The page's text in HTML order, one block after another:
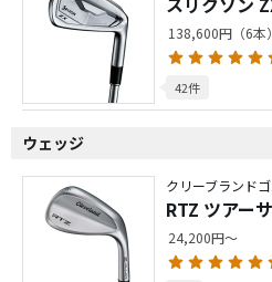
138,600円（6本
42件
ウェッジ
クリーブランド
RTZ ツアー
24,200円～